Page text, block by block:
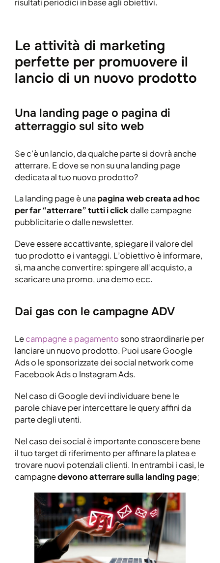
Le attività di marketing
perfette per promuovere il
lancio di un nuovo prodotto
Una landing page o pagina di
atterraggio sul sito web
Se c’è un lancio, da qualche parte si dovrà anche
atterrare. E dove se non su una landing page
dedicata al tuo nuovo prodotto?
La landing page è unapagina web creata ad hoc
per far “atterrare” tutti i click dalle campagne
pubblicitarie o dalle newsletter.
Deve essere accattivante, spiegare il valore del
tuo prodotto e i vantaggi. L’obiettivo è informare,
sì, ma anche convertire: spingere all’acquisto, a
scaricare una promo, una demo ecc.
Dai gas con le campagne ADV
Lecampagne a pagamento sono straordinarie per
lanciare un nuovo prodotto. Puoi usare Google
Ads o le sponsorizzate dei social network come
Facebook Ads o Instagram Ads.
Nel caso di Google devi individuare bene le
parole chiave per intercettare le query affini da
parte degli utenti.
Nel caso dei social è importante conoscere bene
il tuo target di riferimento per affinare la platea e
trovare nuovi potenziali clienti. In entrambi i casi, le
campagnedevono atterrare sulla landing page;